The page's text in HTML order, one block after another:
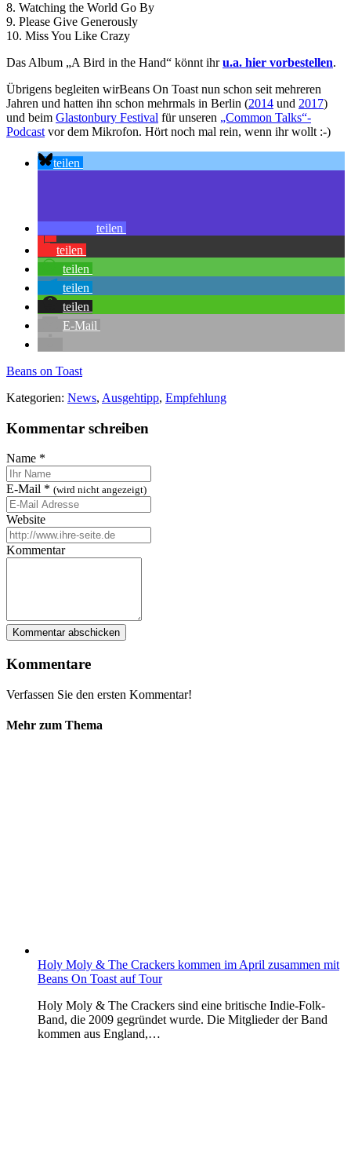
8. Watching the World Go By
9. Please Give Generously
10. Miss You Like Crazy
Das Album „A Bird in the Hand“ könnt ihru.a. hier vorbestellen.
Übrigens begleiten wirBeans On Toast nun schon seit mehreren
Jahren und hatten ihn schon mehrmals in Berlin (2014 und 2017)
und beim Glastonbury Festival für unseren „Common Talks“-
Podcast vor dem Mikrofon. Hört noch mal rein, wenn ihr wollt :-)
teilen
teilen
teilen
teilen
teilen
teilen
E-Mail
Beans on Toast
Kategorien: News, Ausgehtipp, Empfehlung
Kommentar schreiben
Name *
E-Mail * (wird nicht angezeigt)
Website
Kommentar
Kommentare
Verfassen Sie den ersten Kommentar!
Mehr zum Thema
Holy Moly & The Crackers kommen im April zusammen mit
Beans On Toast auf Tour
Holy Moly & The Crackers sind eine britische Indie-Folk-
Band, die 2009 gegründet wurde. Die Mitglieder der Band
kommen aus England,…